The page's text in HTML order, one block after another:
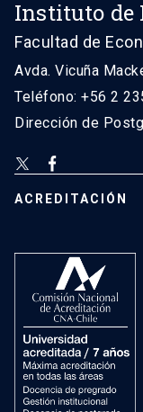
Instituto de
Facultad de
Avda. Vicuña
Teléfono: +56 2
Dirección de
ACREDITACIÓN